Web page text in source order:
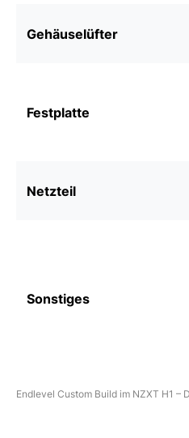
Gehäuselüfter
Festplatte
Netzteil
Sonstiges
Endlevel Custom Build im NZXT H1 –